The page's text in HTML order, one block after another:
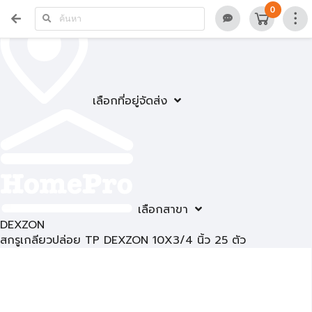
เลือกที่อยู่จัดส่ง
เลือกสาขา
0
DEXZON
สกรูเกลียวปล่อย TP DEXZON 10X3/4 นิ้ว 25 ตัว